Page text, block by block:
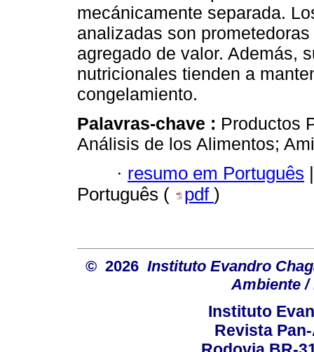
mecánicamente separada.
analizadas son
agregado de valor. Además,
nutricionales tienden a
congelamiento.
Palavras-chave : Productos
Análisis de los Alimentos;
· resumo em Português
Português (
pdf )
© 2026 Instituto Evandro
Ambiente /
Instituto
Revista